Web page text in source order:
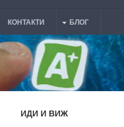
КОНТАКТИ БЛОГ
ИДИ И ВИЖ